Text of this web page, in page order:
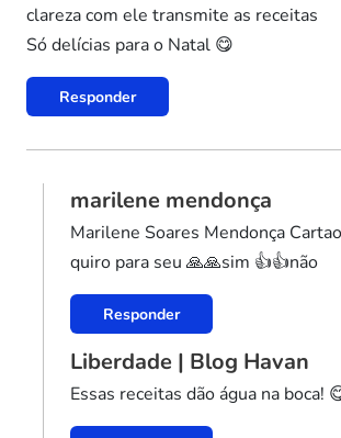
clareza com ele transmite as receitas
Só delícias para o Natal 😋
Responder
marilene mendonça
Marilene Soares Mendonça
quiro para seu 🙏🙏sim 👍👍não
Responder
Liberdade | Blog Havan
Essas receitas dão água na boca!